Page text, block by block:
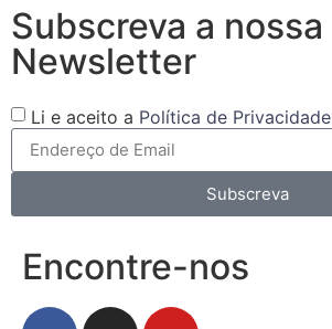
Subscreva a nossa
Newsletter
Li e aceito a Política de Privacidade
Subscreva
Encontre-nos